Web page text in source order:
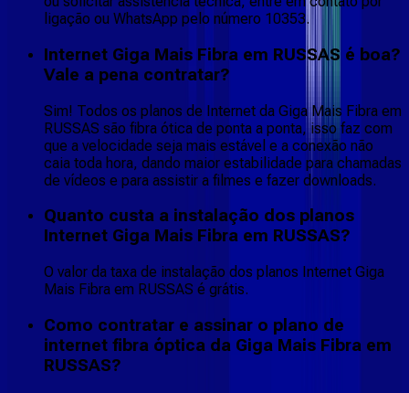
ligação ou WhatsApp pelo número 10353.
Internet Giga Mais Fibra em RUSSAS é boa?
Vale a pena contratar?
Sim! Todos os planos de Internet da Giga Mais Fibra em
RUSSAS são fibra ótica de ponta a ponta, isso faz com
que a velocidade seja mais estável e a conexão não
caia toda hora, dando maior estabilidade para chamadas
de vídeos e para assistir a filmes e fazer downloads.
Quanto custa a instalação dos planos
Internet Giga Mais Fibra em RUSSAS?
O valor da taxa de instalação dos planos Internet Giga
Mais Fibra em RUSSAS é grátis.
Como contratar e assinar o plano de
internet fibra óptica da Giga Mais Fibra em
RUSSAS?